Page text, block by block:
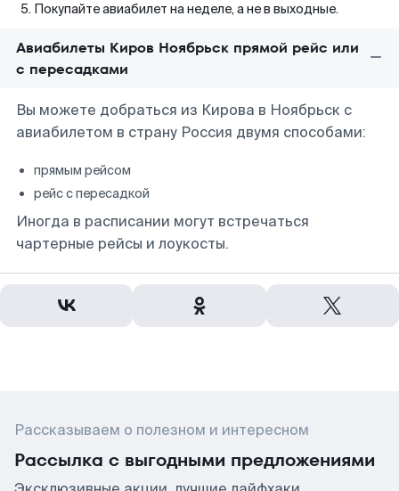
Покупайте авиабилет на неделе, а не в выходные.
Авиабилеты Киров Ноябрьск прямой рейс или
с пересадками
Вы можете добраться из Кирова в Ноябрьск с
авиабилетом в страну Россия двумя способами:
прямым рейсом
рейс с пересадкой
Иногда в расписании могут встречаться
чартерные рейсы и лоукосты.
Рассказываем о полезном и интересном
Рассылка с выгодными предложениями